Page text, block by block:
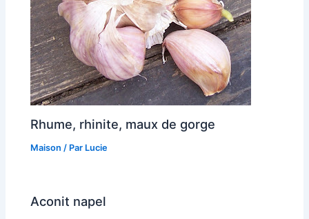
Rhume, rhinite, maux de gorge
Maison / Par Lucie
Aconit napel